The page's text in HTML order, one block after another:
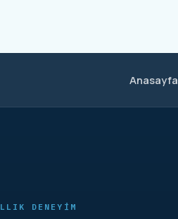
Anasayfa
DENEYIM